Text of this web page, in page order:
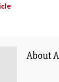
About